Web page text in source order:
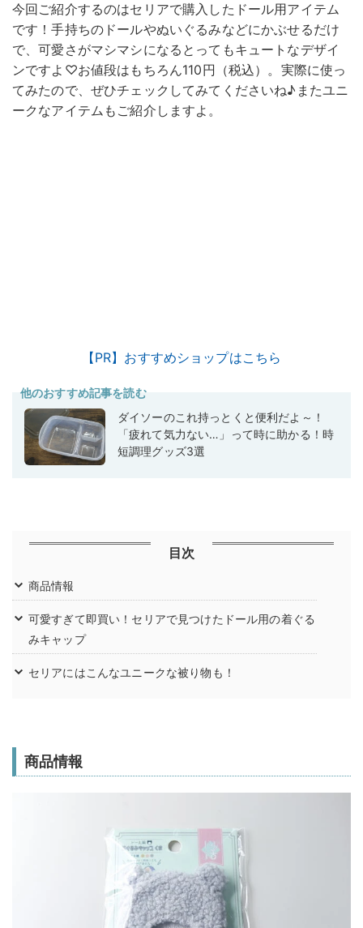
今回ご紹介するのはセリアで購入したドール用アイテム
です！手持ちのドールやぬいぐるみなどにかぶせるだけ
で、可愛さがマシマシになるとってもキュートなデザイ
ンですよ♡お値段はもちろん110円（税込）。実際に使っ
てみたので、ぜひチェックしてみてくださいね♪またユニ
ークなアイテムもご紹介しますよ。
【PR】おすすめショップはこちら
他のおすすめ記事を読む
ダイソーのこれ持っとくと便利だよ～！
「疲れて気力ない…」って時に助かる！時
短調理グッズ3選
目次
商品情報
可愛すぎて即買い！セリアで見つけたドール用の着ぐる
みキャップ
セリアにはこんなユニークな被り物も！
商品情報